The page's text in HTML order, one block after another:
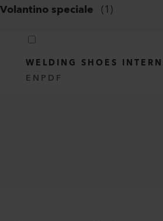
Volantino speciale (1)
WELDING SHOES
EN PDF